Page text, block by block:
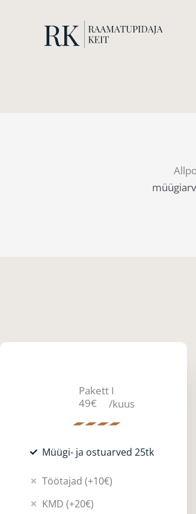
Pakett I
49€
/kuus
Müügi- ja ostuarved 25tk
Töötajad (+10€)
KMD (+20€)